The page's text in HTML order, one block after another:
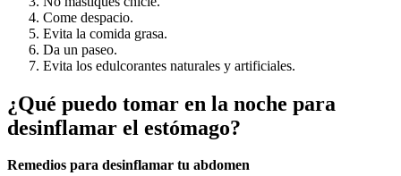
Come despacio.
Evita la comida grasa.
Da un paseo.
Evita los edulcorantes naturales y artificiales.
¿Qué puedo tomar en la noche para
desinflamar el estómago?
Remedios para desinflamar tu abdomen